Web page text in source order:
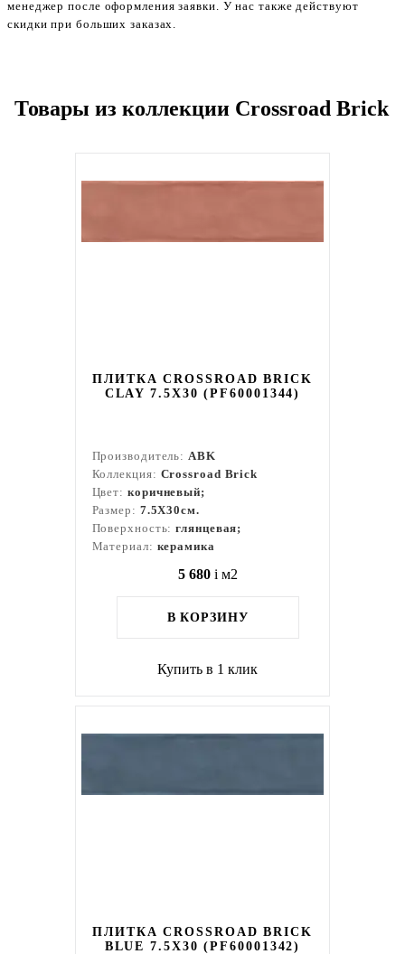
менеджер после оформления заявки. У нас также действуют
скидки при больших заказах.
Товары из коллекции Crossroad Brick
ПЛИТКА CROSSROAD BRICK
CLAY 7.5X30 (PF60001344)
Производитель:ABK
Коллекция: Crossroad Brick
Цвет: коричневый;
Размер: 7.5X30см.
Поверхность:глянцевая;
Материал: керамика
5 680 i м2
В КОРЗИНУ
Купить в 1 клик
ПЛИТКА CROSSROAD BRICK
BLUE 7.5X30 (PF60001342)